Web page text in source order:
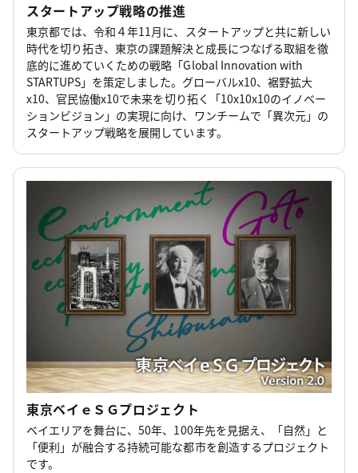
2026年7月8日
スタートアップ戦略の推進
【報道発表】大学発スタートアップ創出支援事業
本事業に参画する大学が決定しました！
2026年7月7日
【報道発表】「学びながら社会を変えたい」中高
生アントレプレナーシップ実践事業始動！
2026年7月1日
スタートアップ戦略の推進
【報道発表】東京のベイエリアで先端技術の実装
に取り組む企業の募集を開始！（プロジェクトサ
ポート型）
スタートアップ戦略の推進
東京都では、令和４年11月に、スタートアップと共に新しい
時代を切り拓き、東京の課題解決と成長につなげる取組を徹
底的に進めていくための戦略「Global Innovation with
STARTUPS」を策定しました。グローバルx10、裾野拡大
x10、官民協働x10で未来を切り拓く「10x10x10のイノベー
ションビジョン」の実現に向け、ワンチームで「異次元」の
スタートアップ戦略を展開しています。
東京ベイｅＳＧプロジェクト
ベイエリアを舞台に、50年、100年先を見据え、「自然」と
「便利」が融合する持続可能な都市を創造するプロジェクト
です。